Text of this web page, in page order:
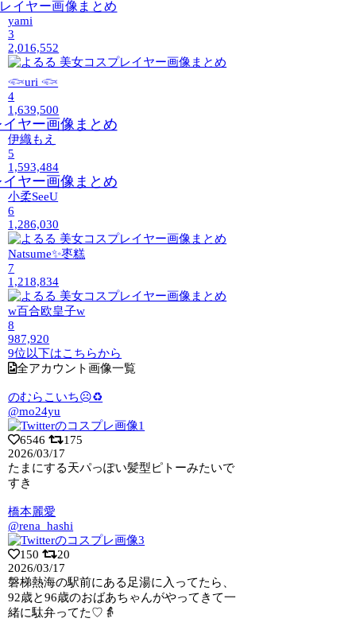
yami
3
2,016,552
𓆟uri 𓆟
4
1,639,500
伊織もえ
5
1,593,484
小柔SeeU
6
1,286,030
Natsume✨枣糕
7
1,218,834
w百合欧皇子w
8
987,920
9位以下はこちらから
全アカウント画像一覧
のむらこいち☹️♻️
@mo24yu
6546
175
2026/03/17
たまにする天パっぽい髪型ピトーみたいで
すき
橋本麗愛
@rena_hashi
150
20
2026/03/17
磐梯熱海の駅前にある足湯に入ってたら、
92歳と96歳のおばあちゃんがやってきて一
緒に駄弁ってた♡👵